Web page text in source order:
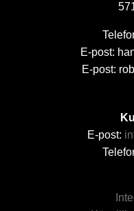
E-post:
E-post:
E-post: